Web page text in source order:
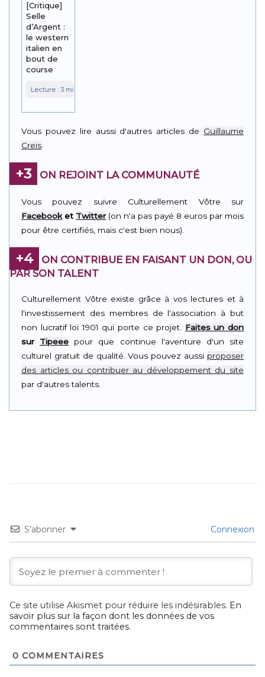
[Critique]
Selle
d’Argent :
le western
italien en
bout de
course
Vous pouvez lire aussi d'autres articles de Guillaume
Creis
+3 ON REJOINT LA COMMUNAUTÉ
Vous pouvez suivre Culturellement Vôtre sur
Facebooket Twitter(on n'a pas payé 8 euros par mois
pour être certifiés, mais c'est bien nous).
+4
ON CONTRIBUE EN FAISANT UN DON, OU
PAR SON TALENT
Culturellement Vôtre existe grâce à vos lectures et à
l'investissement des membres de l'association à but
non lucratif loi 1901 qui porte ce projet. Faites un don
sur Tipeee pour que continue l'aventure d'un site
culturel gratuit de qualité. Vous pouvez aussi proposer
des articles ou contribuer au développement du site
par d'autres talents.
S’abonner Connexion
Ce site utilise Akismet pour réduire les indésirables. En
savoir plus sur la façon dont les données de vos
commentaires sont traitées.
0 COMMENTAIRES